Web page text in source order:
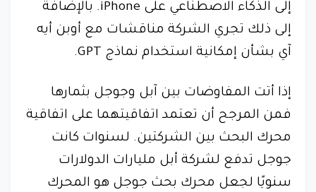
إلى الذكاء الاصطناعي على iPhone. بالإضافة
إلى ذلك تجري الشركة مناقشات مع أوبن أيه
آي بشأن إمكانية استخدام نماذج GPT.
إذا أتت المفاوضات بين آبل وجوجل بثمارها
فمن المرجح أن تعتمد اتفاقيتهما على اتفاقية
محرك البحث بين الشركتين. لسنوات كانت
جوجل تدفع لشركة أبل مليارات الدولارات
سنويًا لجعل محرك بحث جوجل هو المحرك